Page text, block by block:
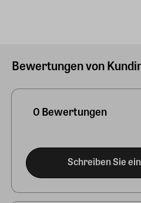
Bewertungen von
0 Bewertungen
Schreiben Sie